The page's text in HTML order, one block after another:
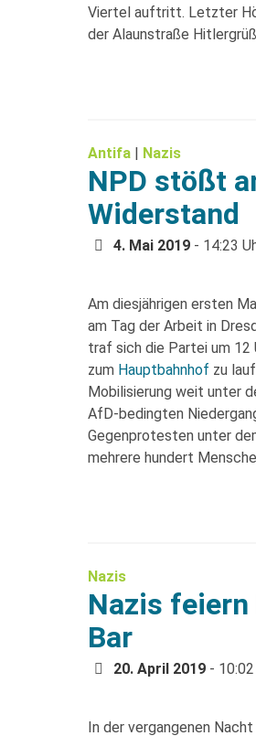
Viertel auftritt. Letzter
der Alaunstraße
Antifa | Nazis
NPD stößt
Widerstand
4. Mai 2019 - 14:23
Am diesjährigen ersten
am Tag der Arbeit in
traf sich die Partei um 12
zum Hauptbahnhof zu
Mobilisierung weit unter
AfD-bedingten
Gegenprotesten unter
mehrere hundert
Nazis
Nazis
Bar
20. April 2019 -
In der vergangenen